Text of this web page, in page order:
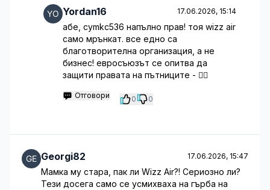
Yordan16 17.06.2026, 15:14
абе, cymkc536 напълно прав! тоя wizz air
само мрънкат. все едно са
благотворителна организация, а не
бизнес! евросъюзът се опитва да
защити правата на пътниците - 🤷‍♂️
Отговори 0 0
Georgi82 17.06.2026, 15:47
Мамка му стара, пак ли Wizz Air?! Сериозно ли?
Тези досега само се усмихваха на гърба на